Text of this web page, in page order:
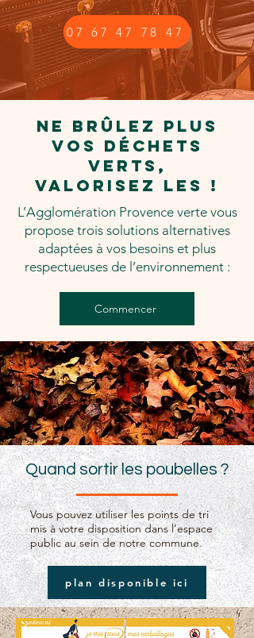
07 67 47 78 47
Ne brûlez plus
vos déchets
verts,
valorisez les !
L’Agglomération Provence verte vous
propose trois solutions alternatives
adaptées à vos besoins et plus
respectueuses de l’environnement :​
Commencer
Quand sortir les poubelles ?
Vous pouvez utiliser les points de tri
mis à votre disposition dans l’espace
public au sein de notre commune.
plan disponible ici